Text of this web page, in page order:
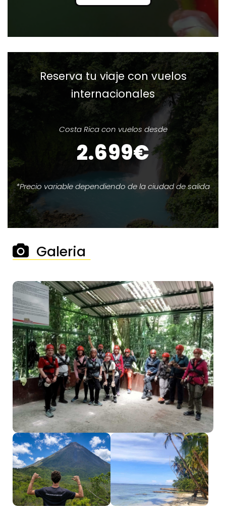
Reserva tu viaje con vuelos
internacionales
Costa Rica con vuelos desde
2.699€
*Precio variable dependiendo de la ciudad de salida
Galeria
──────────────